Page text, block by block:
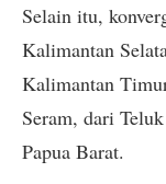
Selain itu,
Kalimantan
Kalimantan
Seram, dari
Papua Barat.